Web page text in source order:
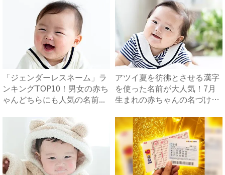
「ジェンダーレスネーム」ラ
ンキングTOP10！男女の赤ち
ゃんどちらにも人気の名前...
アツイ夏を彷彿とさせる漢字
を使った名前が大人気！7月
生まれの赤ちゃんの名づけト